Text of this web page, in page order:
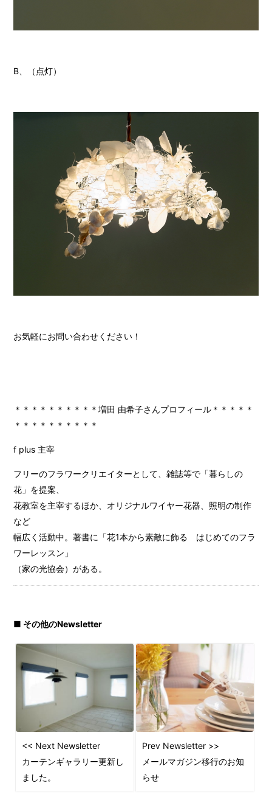
B、（点灯）
お気軽にお問い合わせください！
＊＊＊＊＊＊＊＊＊＊増田 由希子さんプロフィール＊＊＊＊＊
＊＊＊＊＊＊＊＊＊＊
f plus 主宰
フリーのフラワークリエイターとして、雑誌等で「暮らしの
花」を提案、
花教室を主宰するほか、オリジナルワイヤー花器、照明の制作
など
幅広く活動中。著書に「花1本から素敵に飾る はじめてのフラ
ワーレッスン」
（家の光協会）がある。
■ その他のNewsletter
<< Next Newsletter
カーテンギャラリー更新し
ました。
Prev Newsletter >>
メールマガジン移行のお知
らせ